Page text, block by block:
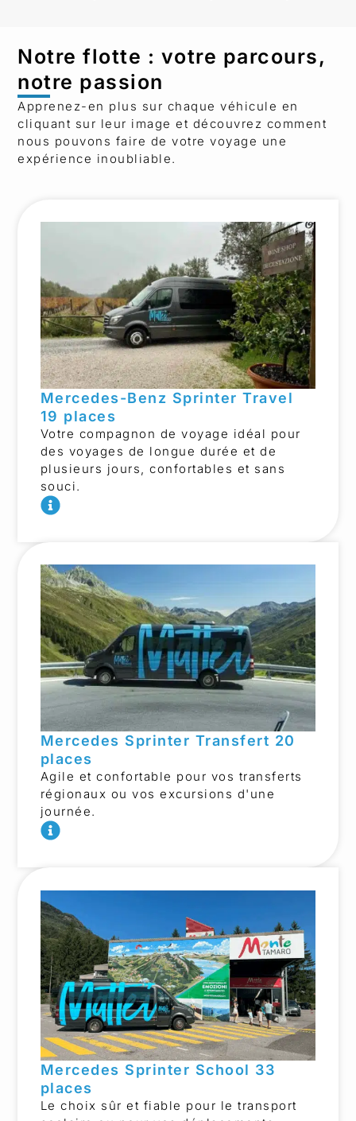
Notre flotte : votre parcours,
notre passion
Apprenez-en plus sur chaque véhicule en
cliquant sur leur image et découvrez comment
nous pouvons faire de votre voyage une
expérience inoubliable.
Mercedes-Benz Sprinter Travel
19 places
Votre compagnon de voyage idéal pour
des voyages de longue durée et de
plusieurs jours, confortables et sans
souci.
Mercedes Sprinter Transfert 20
places
Agile et confortable pour vos transferts
régionaux ou vos excursions d'une
journée.
Mercedes Sprinter School 33
places
Le choix sûr et fiable pour le transport